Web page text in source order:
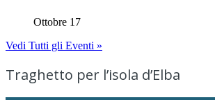
Ottobre 17
Vedi Tutti gli Eventi »
Traghetto per l’isola d’Elba